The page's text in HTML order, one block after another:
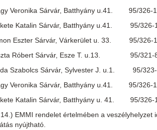
Veronika Sárvár, Batthyány u.41. 95/326-
Katalin Sárvár, Batthyány u.41. 95/326-
Eszter Sárvár, Várkerület u. 33. 95/326-
Róbert Sárvár, Esze T. u.13. 95/321-
Szabolcs Sárvár, Sylvester J. u.1. 95/
Veronika Sárvár, Batthyány u.41. 95/326-
Katalin Sárvár, Batthyány u. 41. 95/326-
EMMI rendelet értelmében a
nyújtható.